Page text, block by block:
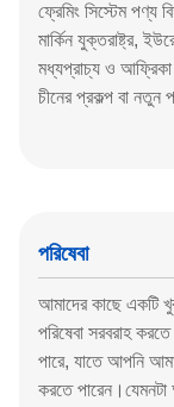
ফ্রেমিং সিস্টেম পণ্য
মার্কিন যুক্তরাষ্ট্র,
মধ্যপ্রাচ্য ও আফ্রিকা
চীনের প্রকল্প বা নতুন
পরিষেবা
আমাদের কাছে একটি
পরিষেবা সরবরাহ
পারে, যাতে আপনি
করতে পারেন।যেমনটা